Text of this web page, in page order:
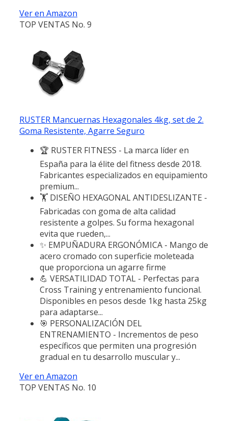
Ver en Amazon
TOP VENTAS No. 9
RUSTER Mancuernas Hexagonales 4kg, set de 2.
Goma Resistente, Agarre Seguro
🏆 RUSTER FITNESS - La marca líder en
España para la élite del fitness desde 2018.
Fabricantes especializados en equipamiento
premium...
🏋️ DISEÑO HEXAGONAL ANTIDESLIZANTE -
Fabricadas con goma de alta calidad
resistente a golpes. Su forma hexagonal
evita que rueden,...
✨ EMPUÑADURA ERGONÓMICA - Mango de
acero cromado con superficie moleteada
que proporciona un agarre firme
💪 VERSATILIDAD TOTAL - Perfectas para
Cross Training y entrenamiento funcional.
Disponibles en pesos desde 1kg hasta 25kg
para adaptarse...
🎯 PERSONALIZACIÓN DEL
ENTRENAMIENTO - Incrementos de peso
específicos que permiten una progresión
gradual en tu desarrollo muscular y...
Ver en Amazon
TOP VENTAS No. 10